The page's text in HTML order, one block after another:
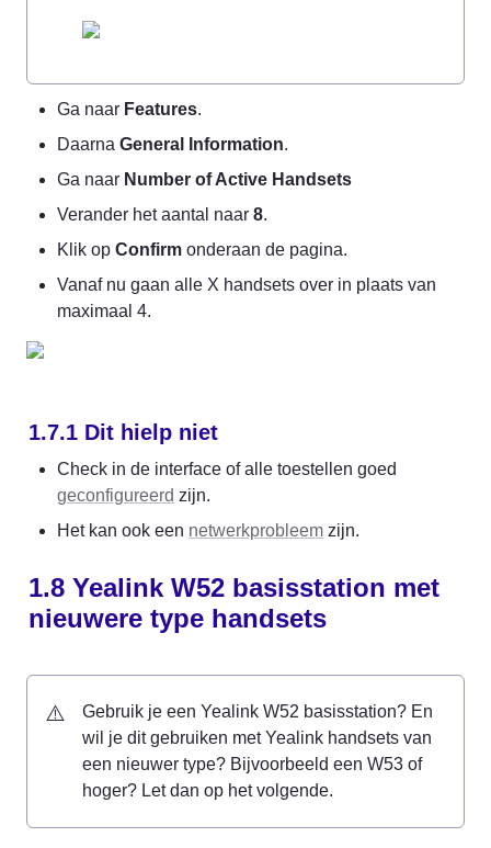
Ga naar Features.
Daarna General Information.
Ga naar Number of Active Handsets
Verander het aantal naar 8.
Klik op Confirm onderaan de pagina.
Vanaf nu gaan alle X handsets over in plaats van
maximaal 4.
1.7.1 Dit hielp niet
geconfigureerd zijn.
Het kan ook een netwerkprobleem zijn.
1.8 Yealink W52 basisstation met
nieuwere type handsets
⚠️
Gebruik je een Yealink W52 basisstation? En
wil je dit gebruiken met Yealink handsets van
een nieuwer type? Bijvoorbeeld een W53 of
hoger? Let dan op het volgende.